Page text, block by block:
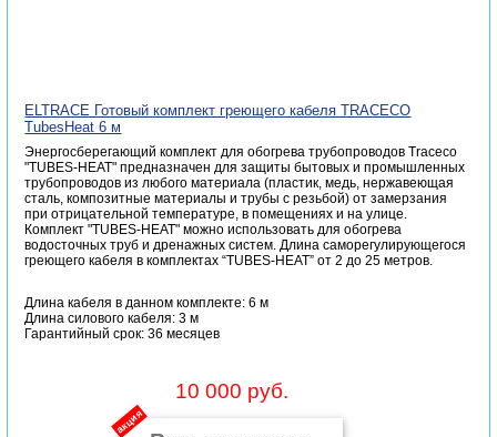
ELTRACE Готовый комплект греющего кабеля TRACECO
TubesHeat 6 м
Энергосберегающий комплект для обогрева трубопроводов Traceco
"TUBES-HEAT" предназначен для защиты бытовых и промышленных
трубопроводов из любого материала (пластик, медь, нержавеющая
сталь, композитные материалы и трубы с резьбой) от замерзания
при отрицательной температуре, в помещениях и на улице.
Комплект "TUBES-HEAT" можно использовать для обогрева
водосточных труб и дренажных систем. Длина саморегулирующегося
греющего кабеля в комплектах “TUBES-HEAT” от 2 до 25 метров.
Длина кабеля в данном комплекте: 6 м
Длина силового кабеля: 3 м
Гарантийный срок: 36 месяцев
10 000 руб.
акция